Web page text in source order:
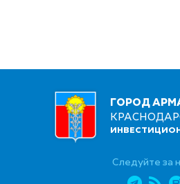
ГОРОД
Следуйте за